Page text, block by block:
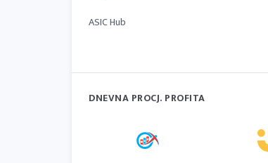
ASIC Hub
DNEVNA PROCJ. PROFITA